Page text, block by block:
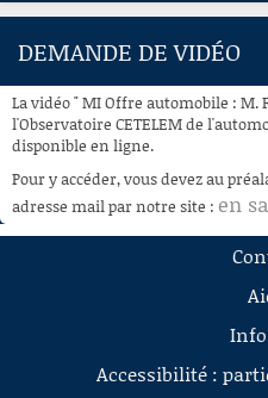
ACCUEIL
À LA DEMANDE
RECHERCHE
AIDE À LA DÉCOUPE
DE VIDÉOS
DEMANDE DE VIDÉO
La vidéo " MI Offre automobile :
l'Observatoire CETELEM de
disponible en ligne.
Pour y accéder, vous devez au
adresse mail par notre site : en
Accessibilité :